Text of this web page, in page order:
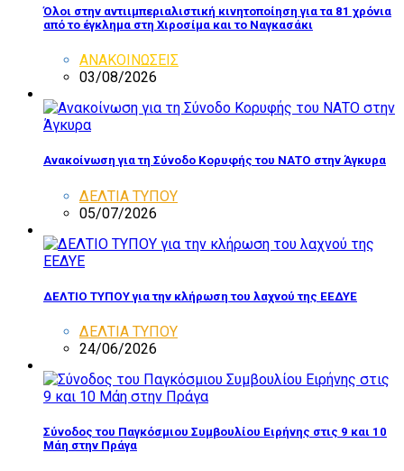
Όλοι στην αντιιμπεριαλιστική κινητοποίηση για τα 81 χρόνια
από το έγκλημα στη Χιροσίμα και το Ναγκασάκι
ΑΝΑΚΟΙΝΩΣΕΙΣ
03/08/2026
Ανακοίνωση για τη Σύνοδο Κορυφής του ΝΑΤΟ στην Άγκυρα
ΔΕΛΤΙΑ ΤΥΠΟΥ
05/07/2026
ΔΕΛΤΙΟ ΤΥΠΟΥ για την κλήρωση του λαχνού της ΕΕΔΥΕ
ΔΕΛΤΙΑ ΤΥΠΟΥ
24/06/2026
Σύνοδος του Παγκόσμιου Συμβουλίου Ειρήνης στις 9 και 10
Μάη στην Πράγα